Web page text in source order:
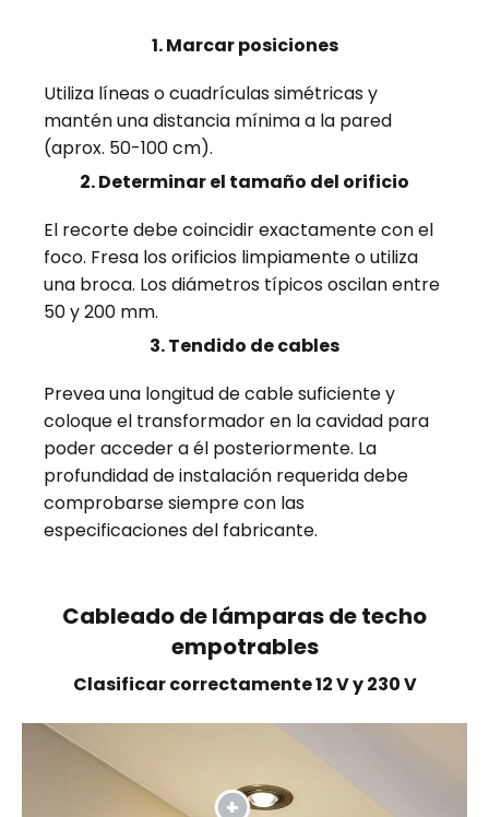
1. Marcar posiciones
Utiliza líneas o cuadrículas simétricas y
mantén una distancia mínima a la pared
(aprox. 50-100 cm).
2. Determinar el tamaño del orificio
El recorte debe coincidir exactamente con el
foco. Fresa los orificios limpiamente o utiliza
una broca. Los diámetros típicos oscilan entre
50 y 200 mm.
3. Tendido de cables
Prevea una longitud de cable suficiente y
coloque el transformador en la cavidad para
poder acceder a él posteriormente. La
profundidad de instalación requerida debe
comprobarse siempre con las
especificaciones del fabricante.
Cableado de lámparas de techo
empotrables
Clasificar correctamente 12 V y 230 V